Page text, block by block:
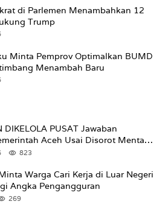
di Parlemen Menambahkan 12
Trump
Minta Pemprov Optimalkan BUMD
Menambah Baru
DIKELOLA PUSAT Jawaban
Aceh Usai Disorot Mentan
Pertanian
823
Warga Cari Kerja di Luar Negeri
Angka Pengangguran
269